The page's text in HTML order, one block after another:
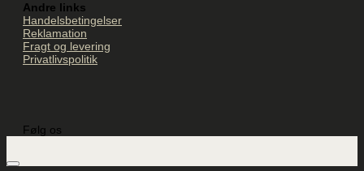
Andre links
Handelsbetingelser
Reklamation
Fragt og levering
Privatlivspolitik
Følg os